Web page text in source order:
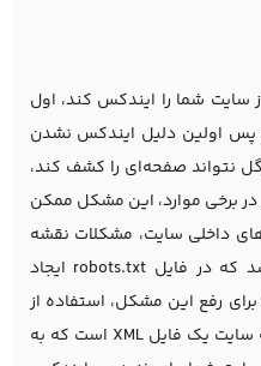
سایت شما را ایندکس کند، اول
پس اولین دلیل ایندکس نشدن
نتواند صفحه‌ای را کشف کند،
در برخی موارد، این مشکل ممکن
داخلی سایت، مشکلات نقشه
سایت، یا حتی محدودیت‌هایی باشد که در فایل robots.txt ایجاد
رفع این مشکل، استفاده از
نقشه سایت (Sitemap) است. نقشه سایت یک فایل XML است که به